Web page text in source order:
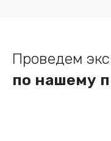
Проведем
по нашему